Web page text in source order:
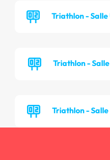
Triathlon - Salle
Triathlon -
Triathlon - Salle